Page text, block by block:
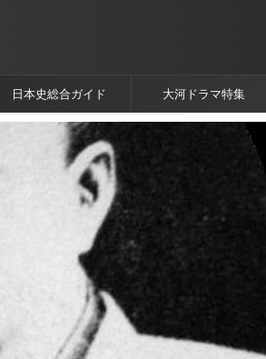
日本史総合ガイド 大河ドラマ特集